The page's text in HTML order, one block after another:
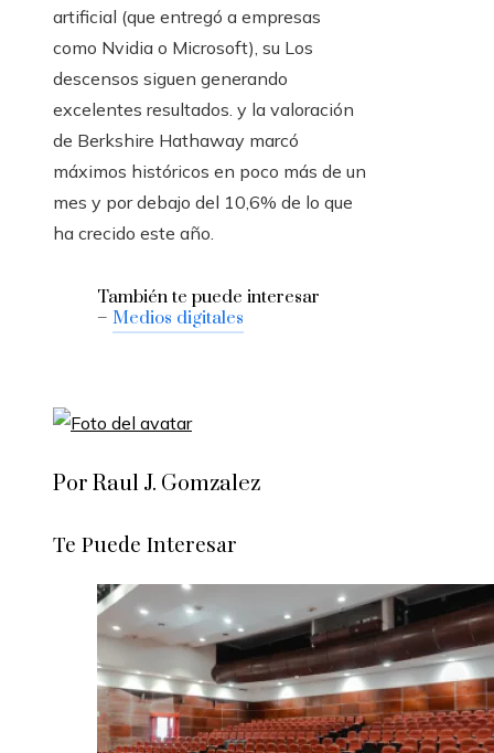
artificial (que entregó a empresas
como Nvidia o Microsoft), su Los
descensos siguen generando
excelentes resultados. y la valoración
de Berkshire Hathaway marcó
máximos históricos en poco más de un
mes y por debajo del 10,6% de lo que
ha crecido este año.
También te puede interesar
– Medios digitales
Por Raul J. Gomzalez
Te Puede Interesar